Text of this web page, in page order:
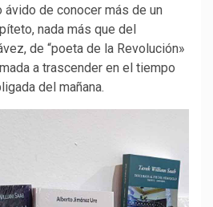
ávido de conocer más de un
nada más que del
de “poeta de la Revolución»
a trascender en el tiempo
del mañana.